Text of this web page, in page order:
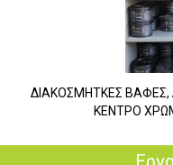
ΔΙΑΚΟΣΜΗΤΚΕΣ ΒΑΦΕΣ,
ΚΕΝΤΡΟ